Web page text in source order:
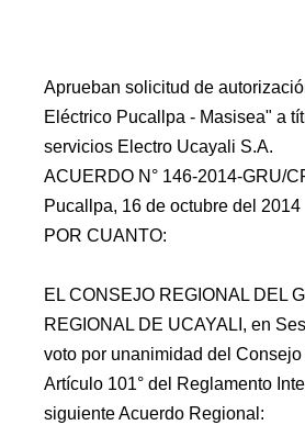
Aprueban solicitud de
Eléctrico Pucallpa - Masisea" a
servicios Electro Ucayali S.A.
ACUERDO N° 146-2014-GRU/
Pucallpa, 16 de octubre del 2014
POR CUANTO:
EL CONSEJO REGIONAL DEL
REGIONAL DE UCAYALI, en
voto por unanimidad del
Artículo 101° del Reglamento
siguiente Acuerdo Regional: